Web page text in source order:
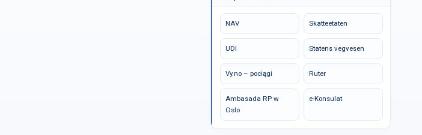
NAV Skatteetaten
UDI Statens vegvesen
Vy.no – pociągi Ruter
Ambasada RP w
Oslo
e-Konsulat